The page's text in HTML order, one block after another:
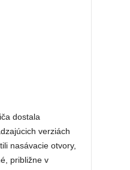
dostala
verziách
nasávacie otvory,
približne v